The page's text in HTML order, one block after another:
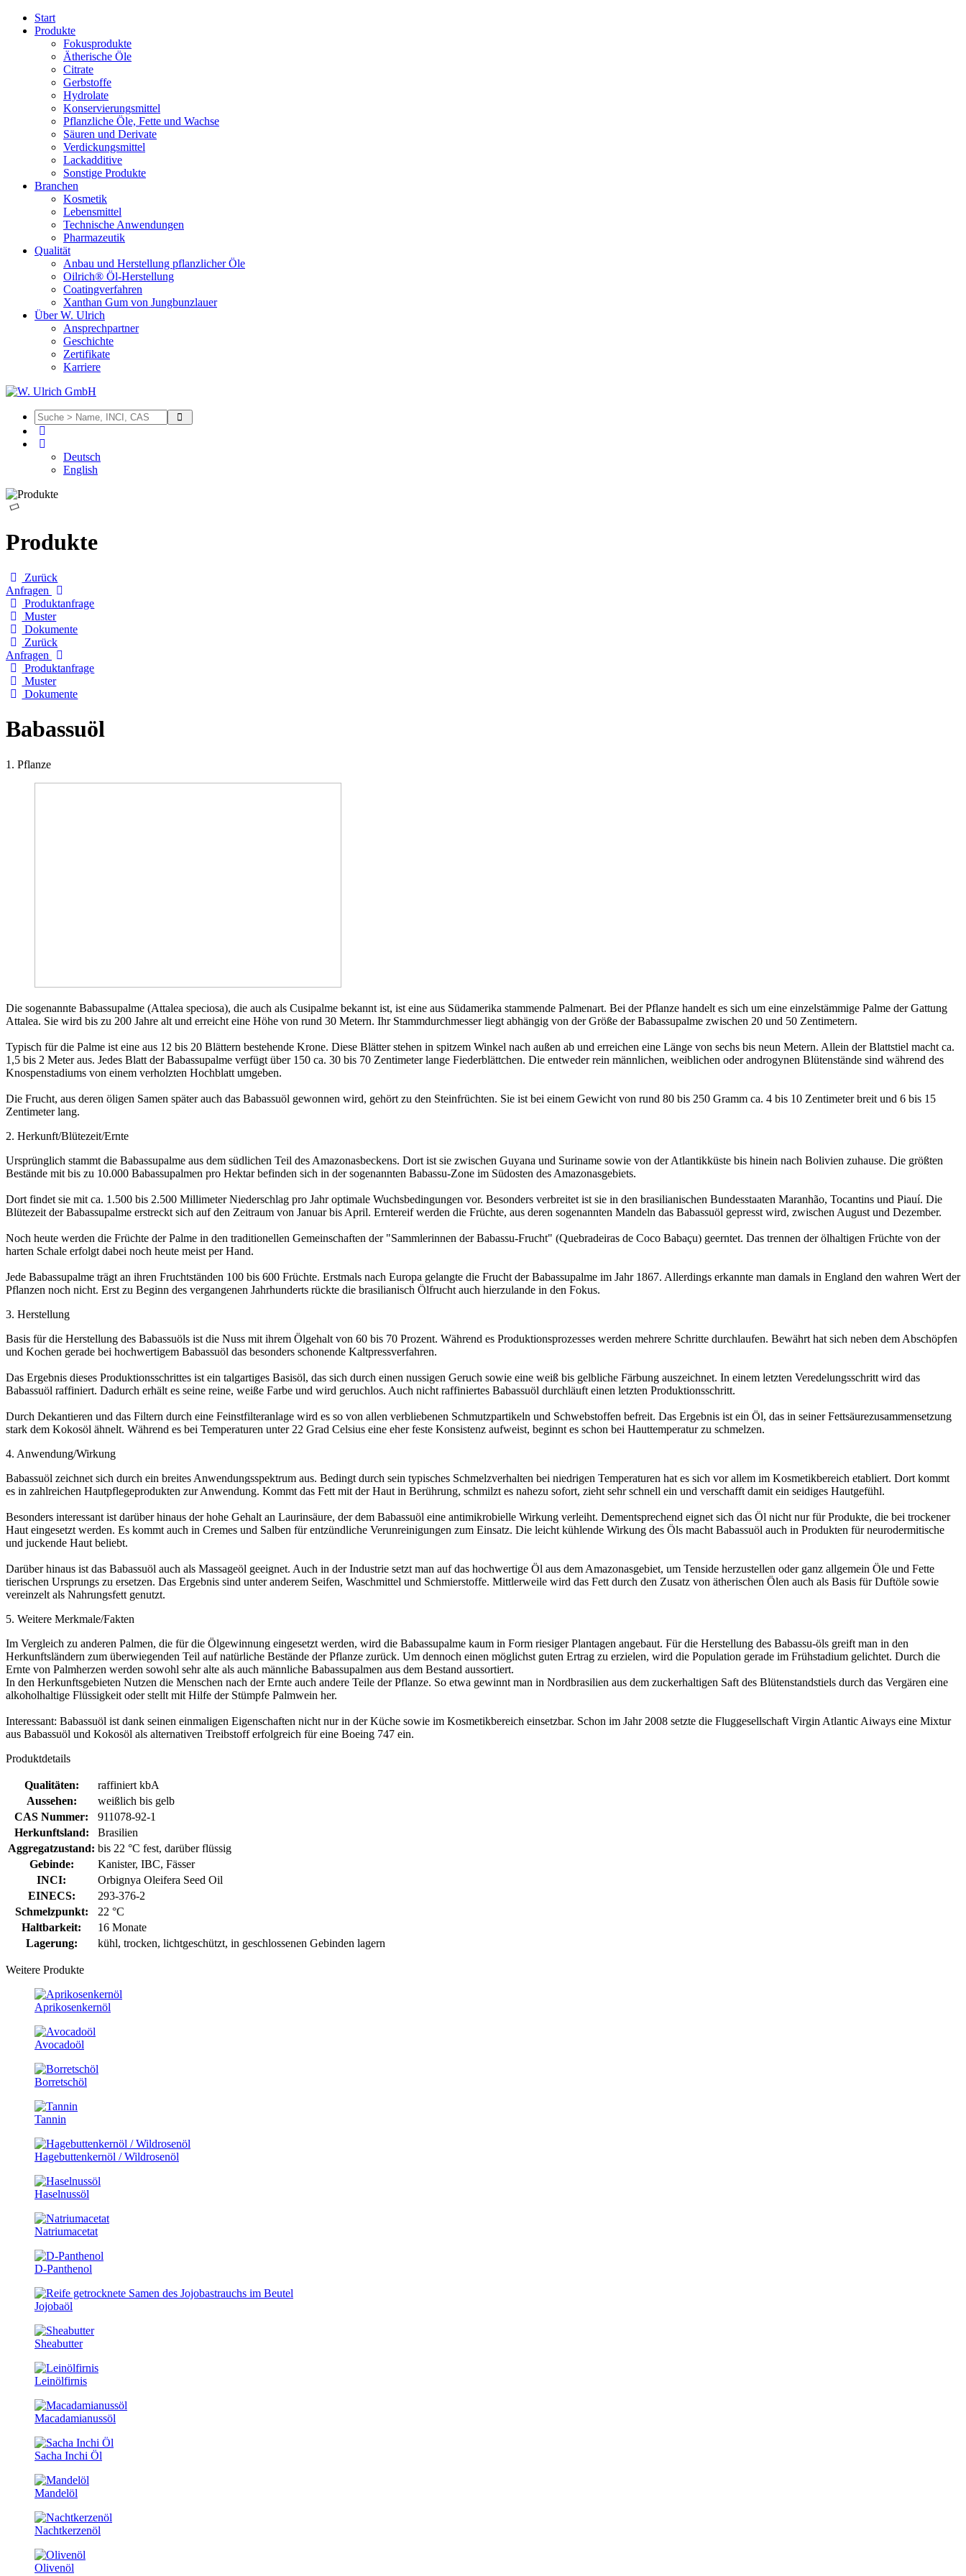
Start
Produkte
Fokusprodukte
Ätherische Öle
Citrate
Gerbstoffe
Hydrolate
Konservierungsmittel
Pflanzliche Öle, Fette und Wachse
Säuren und Derivate
Verdickungsmittel
Lackadditive
Sonstige Produkte
Branchen
Kosmetik
Lebensmittel
Technische Anwendungen
Pharmazeutik
Qualität
Anbau und Herstellung pflanzlicher Öle
Oilrich® Öl-Herstellung
Coatingverfahren
Xanthan Gum von Jungbunzlauer
Über W. Ulrich
Ansprechpartner
Geschichte
Zertifikate
Karriere
Deutsch
English
Produkte
Zurück
Anfragen
Produktanfrage
Muster
Dokumente
Zurück
Anfragen
Produktanfrage
Muster
Dokumente
Babassuöl
1. Pflanze
Die sogenannte Babassupalme (Attalea speciosa), die auch als Cusipalme bekannt ist, ist eine aus Südamerika stammende Palmenart. Bei der Pflanze handelt es sich um eine einzelstämmige Palme der Gattung
Attalea. Sie wird bis zu 200 Jahre alt und erreicht eine Höhe von rund 30 Metern. Ihr Stammdurchmesser liegt abhängig von der Größe der Babassupalme zwischen 20 und 50 Zentimetern.
Typisch für die Palme ist eine aus 12 bis 20 Blättern bestehende Krone. Diese Blätter stehen in spitzem Winkel nach außen ab und erreichen eine Länge von sechs bis neun Metern. Allein der Blattstiel macht ca.
1,5 bis 2 Meter aus. Jedes Blatt der Babassupalme verfügt über 150 ca. 30 bis 70 Zentimeter lange Fiederblättchen. Die entweder rein männlichen, weiblichen oder androgynen Blütenstände sind während des
Knospenstadiums von einem verholzten Hochblatt umgeben.
Die Frucht, aus deren öligen Samen später auch das Babassuöl gewonnen wird, gehört zu den Steinfrüchten. Sie ist bei einem Gewicht von rund 80 bis 250 Gramm ca. 4 bis 10 Zentimeter breit und 6 bis 15
Zentimeter lang.
2. Herkunft/Blütezeit/Ernte
Ursprünglich stammt die Babassupalme aus dem südlichen Teil des Amazonasbeckens. Dort ist sie zwischen Guyana und Suriname sowie von der Atlantikküste bis hinein nach Bolivien zuhause. Die größten
Bestände mit bis zu 10.000 Babassupalmen pro Hektar befinden sich in der sogenannten Babassu-Zone im Südosten des Amazonasgebiets.
Dort findet sie mit ca. 1.500 bis 2.500 Millimeter Niederschlag pro Jahr optimale Wuchsbedingungen vor. Besonders verbreitet ist sie in den brasilianischen Bundesstaaten Maranhão, Tocantins und Piauí. Die
Blütezeit der Babassupalme erstreckt sich auf den Zeitraum von Januar bis April. Erntereif werden die Früchte, aus deren sogenannten Mandeln das Babassuöl gepresst wird, zwischen August und Dezember.
Noch heute werden die Früchte der Palme in den traditionellen Gemeinschaften der "Sammlerinnen der Babassu-Frucht" (Quebradeiras de Coco Babaçu) geerntet. Das trennen der ölhaltigen Früchte von der
harten Schale erfolgt dabei noch heute meist per Hand.
Jede Babassupalme trägt an ihren Fruchtständen 100 bis 600 Früchte. Erstmals nach Europa gelangte die Frucht der Babassupalme im Jahr 1867. Allerdings erkannte man damals in England den wahren Wert der
Pflanzen noch nicht. Erst zu Beginn des vergangenen Jahrhunderts rückte die brasilianisch Ölfrucht auch hierzulande in den Fokus.
3. Herstellung
Basis für die Herstellung des Babassuöls ist die Nuss mit ihrem Ölgehalt von 60 bis 70 Prozent. Während es Produktionsprozesses werden mehrere Schritte durchlaufen. Bewährt hat sich neben dem Abschöpfen
und Kochen gerade bei hochwertigem Babassuöl das besonders schonende Kaltpressverfahren.
Das Ergebnis dieses Produktionsschrittes ist ein talgartiges Basisöl, das sich durch einen nussigen Geruch sowie eine weiß bis gelbliche Färbung auszeichnet. In einem letzten Veredelungsschritt wird das
Babassuöl raffiniert. Dadurch erhält es seine reine, weiße Farbe und wird geruchlos. Auch nicht raffiniertes Babassuöl durchläuft einen letzten Produktionsschritt.
Durch Dekantieren und das Filtern durch eine Feinstfilteranlage wird es so von allen verbliebenen Schmutzpartikeln und Schwebstoffen befreit. Das Ergebnis ist ein Öl, das in seiner Fettsäurezusammensetzung
stark dem Kokosöl ähnelt. Während es bei Temperaturen unter 22 Grad Celsius eine eher feste Konsistenz aufweist, beginnt es schon bei Hauttemperatur zu schmelzen.
4. Anwendung/Wirkung
Babassuöl zeichnet sich durch ein breites Anwendungsspektrum aus. Bedingt durch sein typisches Schmelzverhalten bei niedrigen Temperaturen hat es sich vor allem im Kosmetikbereich etabliert. Dort kommt
es in zahlreichen Hautpflegeprodukten zur Anwendung. Kommt das Fett mit der Haut in Berührung, schmilzt es nahezu sofort, zieht sehr schnell ein und verschafft damit ein seidiges Hautgefühl.
Besonders interessant ist darüber hinaus der hohe Gehalt an Laurinsäure, der dem Babassuöl eine antimikrobielle Wirkung verleiht. Dementsprechend eignet sich das Öl nicht nur für Produkte, die bei trockener
Haut eingesetzt werden. Es kommt auch in Cremes und Salben für entzündliche Verunreinigungen zum Einsatz. Die leicht kühlende Wirkung des Öls macht Babassuöl auch in Produkten für neurodermitische
und juckende Haut beliebt.
Darüber hinaus ist das Babassuöl auch als Massageöl geeignet. Auch in der Industrie setzt man auf das hochwertige Öl aus dem Amazonasgebiet, um Tenside herzustellen oder ganz allgemein Öle und Fette
tierischen Ursprungs zu ersetzen. Das Ergebnis sind unter anderem Seifen, Waschmittel und Schmierstoffe. Mittlerweile wird das Fett durch den Zusatz von ätherischen Ölen auch als Basis für Duftöle sowie
vereinzelt als Nahrungsfett genutzt.
5. Weitere Merkmale/Fakten
Im Vergleich zu anderen Palmen, die für die Ölgewinnung eingesetzt werden, wird die Babassupalme kaum in Form riesiger Plantagen angebaut. Für die Herstellung des Babassu-öls greift man in den
Herkunftsländern zum überwiegenden Teil auf natürliche Bestände der Pflanze zurück. Um dennoch einen möglichst guten Ertrag zu erzielen, wird die Population gerade im Frühstadium gelichtet. Durch die
Ernte von Palmherzen werden sowohl sehr alte als auch männliche Babassupalmen aus dem Bestand aussortiert.
In den Herkunftsgebieten Nutzen die Menschen nach der Ernte auch andere Teile der Pflanze. So etwa gewinnt man in Nordbrasilien aus dem zuckerhaltigen Saft des Blütenstandstiels durch das Vergären eine
alkoholhaltige Flüssigkeit oder stellt mit Hilfe der Stümpfe Palmwein her.
Interessant: Babassuöl ist dank seinen einmaligen Eigenschaften nicht nur in der Küche sowie im Kosmetikbereich einsetzbar. Schon im Jahr 2008 setzte die Fluggesellschaft Virgin Atlantic Aiways eine Mixtur
aus Babassuöl und Kokosöl als alternativen Treibstoff erfolgreich für eine Boeing 747 ein.
Produktdetails
Qualitäten:
raffiniert kbA
Aussehen:
weißlich bis gelb
CAS Nummer:
911078-92-1
Herkunftsland:
Brasilien
Aggregatzustand: bis 22 °C fest, darüber flüssig
Gebinde:
Kanister, IBC, Fässer
INCI:
Orbignya Oleifera Seed Oil
EINECS:
293-376-2
Schmelzpunkt:
22 °C
Haltbarkeit:
16 Monate
Lagerung:
kühl, trocken, lichtgeschützt, in geschlossenen Gebinden lagern
Weitere Produkte
Aprikosenkernöl
Avocadoöl
Borretschöl
Tannin
Hagebuttenkernöl / Wildrosenöl
Haselnussöl
Natriumacetat
D-Panthenol
Jojobaöl
Sheabutter
Leinölfirnis
Macadamianussöl
Sacha Inchi Öl
Mandelöl
Nachtkerzenöl
Olivenöl